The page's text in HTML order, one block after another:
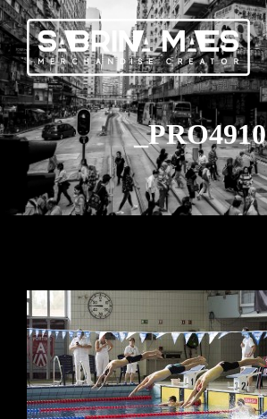
_PRO4910